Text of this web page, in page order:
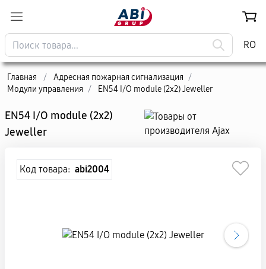
RO
Главная / Адресная пожарная сигнализация /
Модули управления / EN54 I/O module (2x2) Jeweller
EN54 I/O module (2x2)
Jeweller
Код товара: abi2004